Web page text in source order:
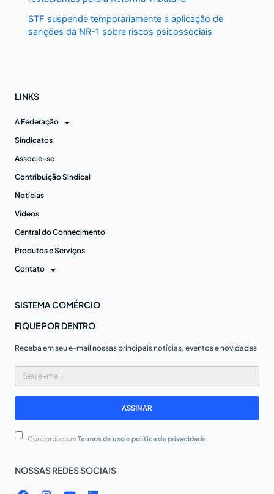
STF suspende temporariamente a aplicação de
sanções da NR-1 sobre riscos psicossociais
LINKS
A Federação
Sindicatos
Associe-se
Contribuição Sindical
Notícias
Vídeos
Central do Conhecimento
Produtos e Serviços
Contato
SISTEMA COMÉRCIO
FIQUE POR DENTRO
Receba em seu e-mail nossas principais notícias, eventos e novidades
Seu
e-
ASSINAR
Concordo comTermos de uso e política de privacidade
NOSSAS REDES SOCIAIS
F I Y L